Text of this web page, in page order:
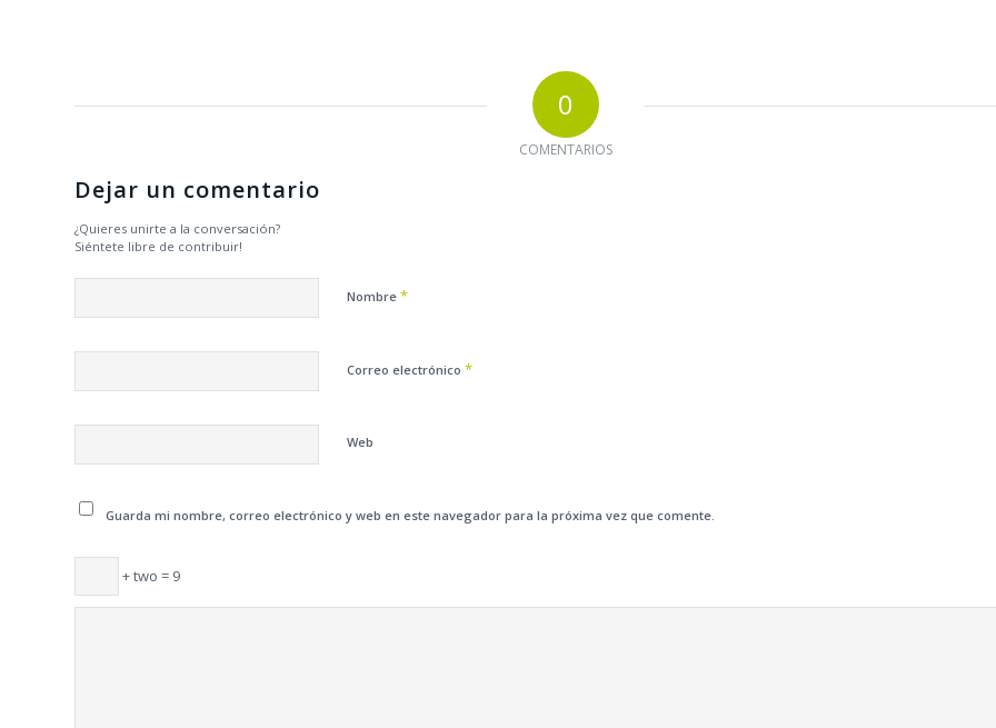
0
COMENTARIOS
Dejar un comentario
¿Quieres unirte a la conversación?
Siéntete libre de contribuir!
Nombre *
Correo electrónico *
Web
Guarda mi nombre, correo electrónico y web en este navegador para la próxima vez que comente.
+ two = 9